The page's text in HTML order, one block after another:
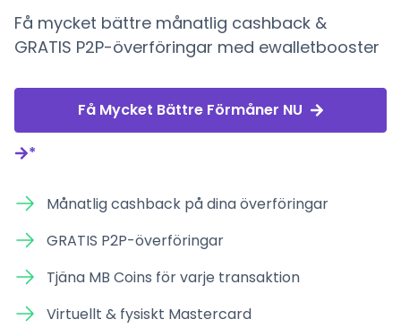
Få mycket bättre månatlig cashback &
GRATIS P2P-överföringar med ewalletbooster
Få Mycket Bättre Förmåner NU
*
Månatlig cashback på dina överföringar
GRATIS P2P-överföringar
Tjäna MB Coins för varje transaktion
Virtuellt & fysiskt Mastercard